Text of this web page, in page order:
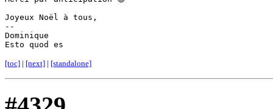
Joyeux Noël à tous,
--
Dominique
[toc] | [next] | [standalone]